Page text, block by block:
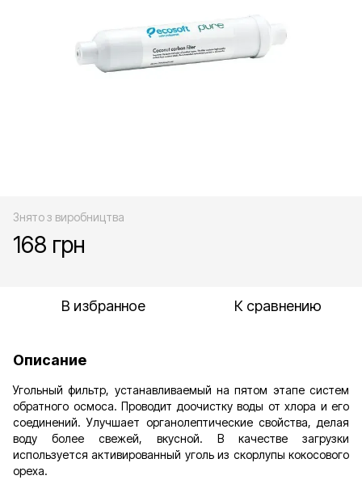
Знято з виробництва
168 грн
В избранное К сравнению
Описание
Угольный фильтр, устанавливаемый на пятом этапе систем
обратного осмоса. Проводит доочистку воды от хлора и его
соединений. Улучшает органолептические свойства, делая
воду более свежей, вкусной. В качестве загрузки
используется активированный уголь из скорлупы кокосового
ореха.